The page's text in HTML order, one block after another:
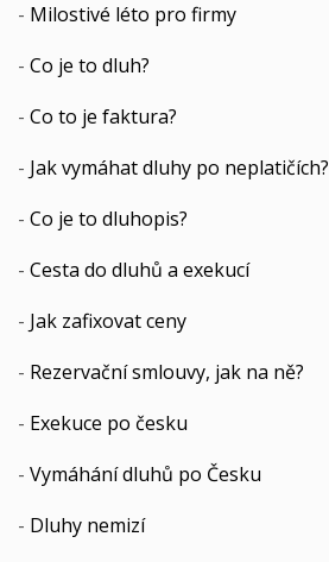
- Milostivé léto pro firmy
- Co je to dluh?
- Co to je faktura?
- Jak vymáhat dluhy po neplatičích?
- Co je to dluhopis?
- Cesta do dluhů a exekucí
- Jak zafixovat ceny
- Rezervační smlouvy, jak na ně?
- Exekuce po česku
- Vymáhání dluhů po Česku
- Dluhy nemizí